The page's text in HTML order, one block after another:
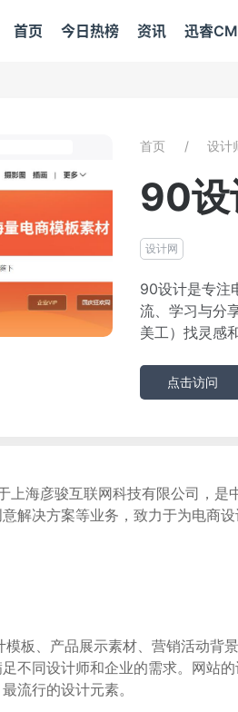
首页 今日热榜 资讯 迅睿
首页 设计
90设
设计网
90设计是专注
流、学习与分
美工）找灵感
点击访问
上海彦骏互联网科技有限公司，是
解决方案等业务，致力于为电商
板、产品展示素材、营销活动背
不同设计师和企业的需求。网站
流行的设计元素。